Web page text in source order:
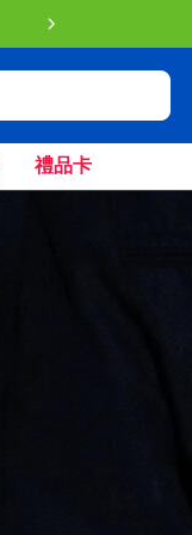
禮品卡